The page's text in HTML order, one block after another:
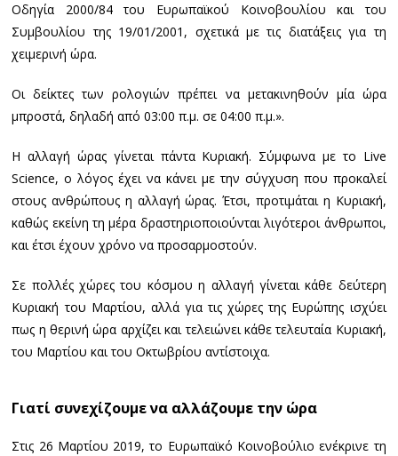
Οδηγία 2000/84 του Ευρωπαϊκού Κοινοβουλίου και του
Συμβουλίου της 19/01/2001, σχετικά με τις διατάξεις για τη
χειμερινή ώρα.
Οι δείκτες των ρολογιών πρέπει να μετακινηθούν μία ώρα
μπροστά, δηλαδή από 03:00 π.μ. σε 04:00 π.μ.».
Η αλλαγή ώρας γίνεται πάντα Κυριακή. Σύμφωνα με το Live
Science, ο λόγος έχει να κάνει με την σύγχυση που προκαλεί
στους ανθρώπους η αλλαγή ώρας. Έτσι, προτιμάται η Κυριακή,
καθώς εκείνη τη μέρα δραστηριοποιούνται λιγότεροι άνθρωποι,
και έτσι έχουν χρόνο να προσαρμοστούν.
Σε πολλές χώρες του κόσμου η αλλαγή γίνεται κάθε δεύτερη
Κυριακή του Μαρτίου, αλλά για τις χώρες της Ευρώπης ισχύει
πως η θερινή ώρα αρχίζει και τελειώνει κάθε τελευταία Κυριακή,
του Μαρτίου και του Οκτωβρίου αντίστοιχα.
Γιατί συνεχίζουμε να αλλάζουμε την ώρα
Στις 26 Μαρτίου 2019, το Ευρωπαϊκό Κοινοβούλιο ενέκρινε τη